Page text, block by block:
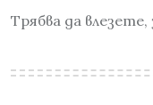
Трябва да влезете,